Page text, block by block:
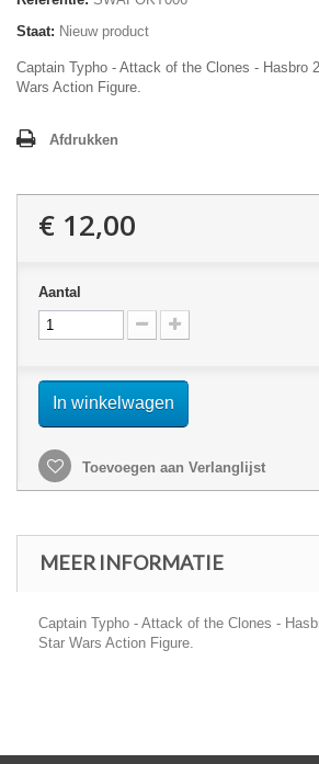
Staat: Nieuw product
Captain Typho - Attack of the Clones - Hasbro
Wars Action Figure.
Afdrukken
€ 12,00
Aantal
In winkelwagen
Toevoegen aan Verlanglijst
MEER INFORMATIE
Captain Typho - Attack of the Clones -
Star Wars Action Figure.